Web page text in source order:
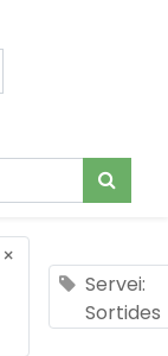
×
Servei:
Sortides